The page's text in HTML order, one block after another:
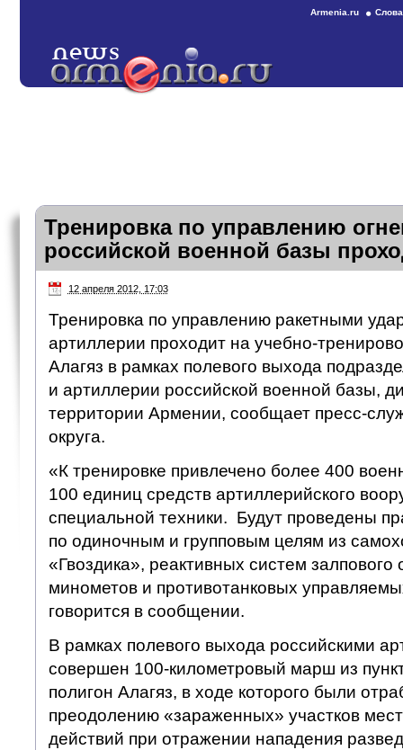
Armenia.ru
Тренировка по управлению
российской военной базы
12 апреля 2012, 17:03
Тренировка по управлению ракетными
артиллерии проходит на учебно-
Алагяз в рамках полевого выхода
и артиллерии российской военной базы,
территории Армении, сообщает пресс-
округа.
«К тренировке привлечено более 400
100 единиц средств артиллерийского
специальной техники. Будут проведены
по одиночным и групповым целям из
«Гвоздика», реактивных систем залпового
минометов и противотанковых
говорится в сообщении.
В рамках полевого выхода российскими
совершен 100-километровый марш из
полигон Алагяз, в ходе которого были
преодолению «зараженных» участков
действий при отражении нападения